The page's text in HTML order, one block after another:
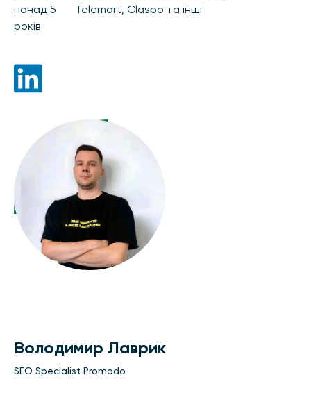
понад 5
років
Telemart, Claspo та інші
Володимир Лаврик
SEO Specialist Promodo